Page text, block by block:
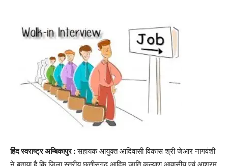
हिंद स्वराष्ट्र अम्बिकापुर :सहायक आयुक्त आदिवासी विकास श्री जेआर नागवंशी